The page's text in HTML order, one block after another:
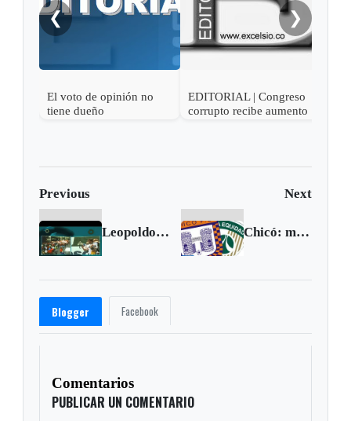
❮
El voto de opinión no
tiene dueño
EDITORIAL | Congreso
corrupto recibe aumento
❯
Previous Next
Leopoldo López se entregó al gobierno de Maduro Chicó: mal visitante
Blogger Facebook
Comentarios
PUBLICAR UN COMENTARIO